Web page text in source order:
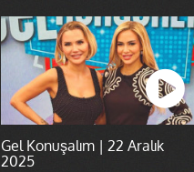
Gel Konuşalım | 22 Aralık
2025